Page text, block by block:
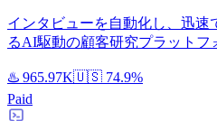
インタビューを自動化し、迅速
るAI駆動の顧客研究プラットフ
♨️ 965.97K🇺🇸 74.9%
Paid